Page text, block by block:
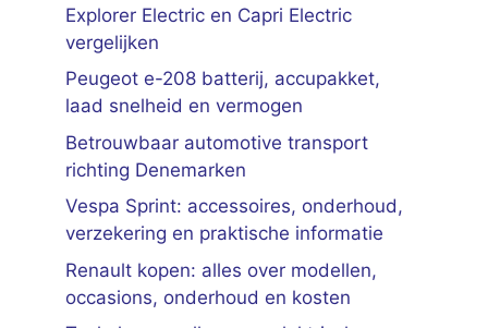
Explorer Electric en Capri Electric
vergelijken
Peugeot e-208 batterij, accupakket,
laad snelheid en vermogen
Betrouwbaar automotive transport
richting Denemarken
Vespa Sprint: accessoires, onderhoud,
verzekering en praktische informatie
Renault kopen: alles over modellen,
occasions, onderhoud en kosten